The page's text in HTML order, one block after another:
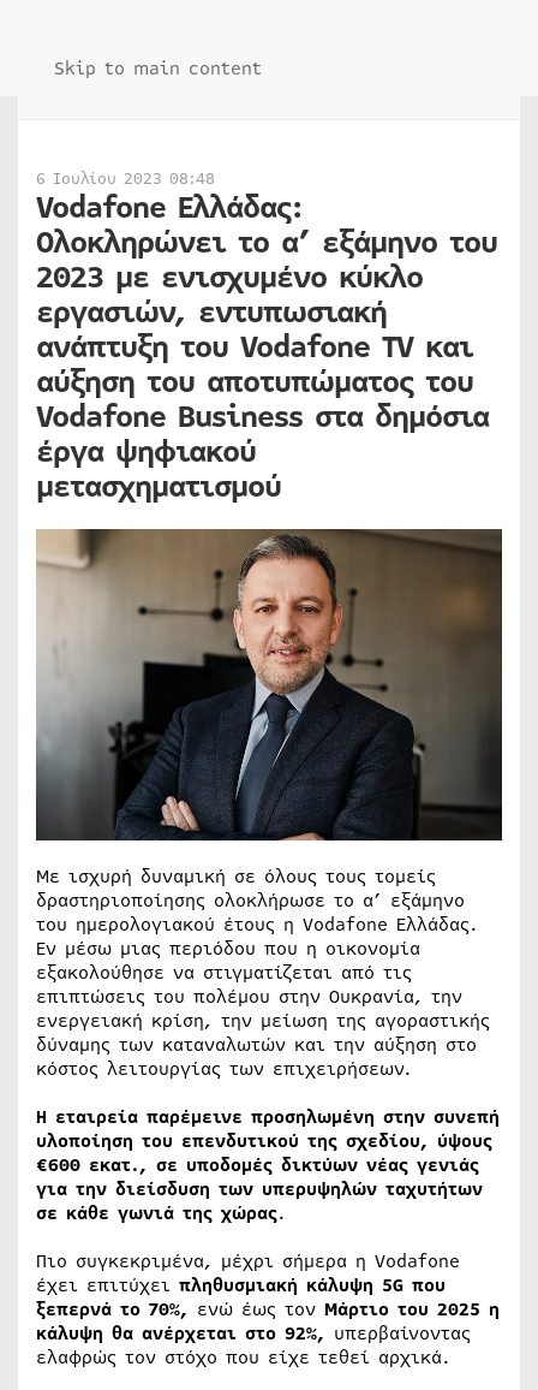
Skip to main content
6 Ιουλίου 2023 08:48
Vodafone Ελλάδας:
Ολοκληρώνει το α’ εξάμηνο του
2023 με ενισχυμένο κύκλο
εργασιών, εντυπωσιακή
ανάπτυξη του Vodafone TV και
αύξηση του αποτυπώματος του
Vodafone Business στα δημόσια
έργα ψηφιακού
μετασχηματισμού
Με ισχυρή δυναμική σε όλους τους τομείς
δραστηριοποίησης ολοκλήρωσε το α’ εξάμηνο
του ημερολογιακού έτους η Vodafone Ελλάδας.
Εν μέσω μιας περιόδου που η οικονομία
εξακολούθησε να στιγματίζεται από τις
επιπτώσεις του πολέμου στην Ουκρανία, την
ενεργειακή κρίση, την μείωση της αγοραστικής
δύναμης των καταναλωτών και την αύξηση στο
κόστος λειτουργίας των επιχειρήσεων.
Η εταιρεία παρέμεινε προσηλωμένη στην συνεπή
υλοποίηση του επενδυτικού της σχεδίου, ύψους
€600 εκατ., σε υποδομές δικτύων νέας γενιάς
για την διείσδυση των υπερυψηλών ταχυτήτων
σε κάθε γωνιά της χώρας.
Πιο συγκεκριμένα, μέχρι σήμερα η Vodafone
έχει επιτύχει πληθυσμιακή κάλυψη 5G που
ξεπερνά το 70%, ενώ έως τον Μάρτιο του 2025 η
κάλυψη θα ανέρχεται στο 92%, υπερβαίνοντας
ελαφρώς τον στόχο που είχε τεθεί αρχικά.